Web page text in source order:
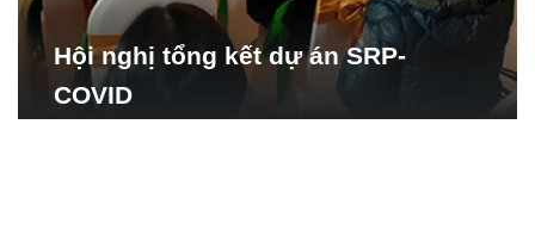
Hội nghị tổng kết dự án SRP-
COVID